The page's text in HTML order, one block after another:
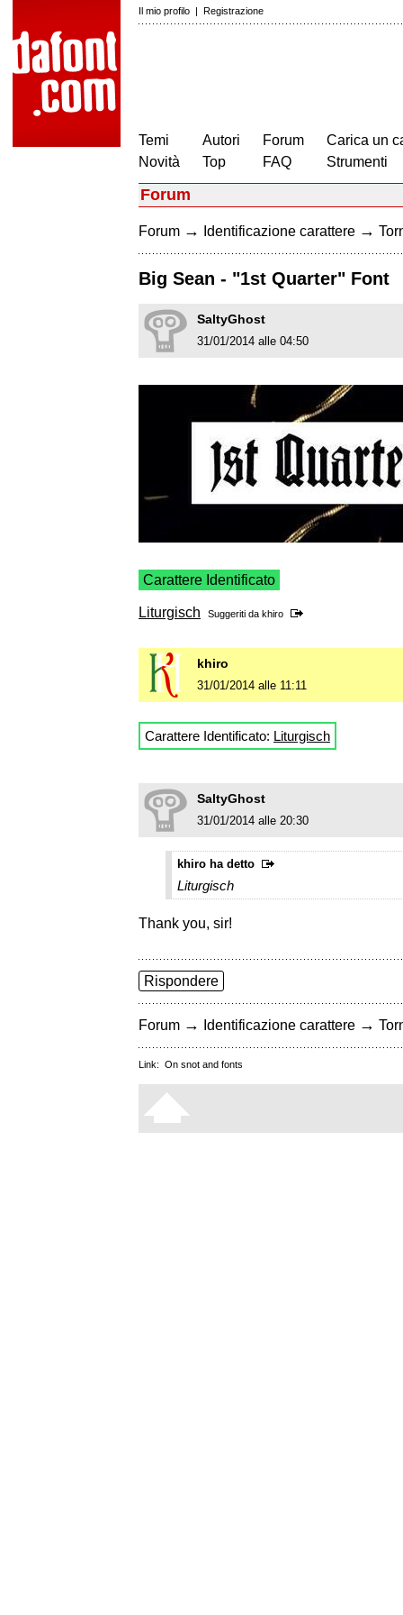
Il mio profilo | Registrazione
Temi
Novità
Autori
Top
Forum
FAQ
Carica un
Strumenti
Forum
Forum → Identificazione carattere →
Big Sean - "1st Quarter" Font
SaltyGhost
31/01/2014 alle 04:50
Carattere Identificato
Liturgisch Suggeriti da khiro
khiro
31/01/2014 alle 11:11
Carattere Identificato: Liturgisch
SaltyGhost
31/01/2014 alle 20:30
khiro ha detto
Liturgisch
Thank you, sir!
Rispondere
Forum → Identificazione carattere →
Link: On snot and fonts